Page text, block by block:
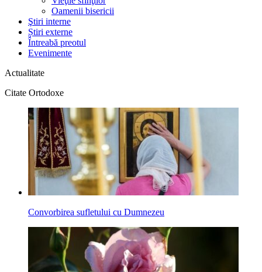
Oamenii bisericii
Ştiri interne
Știri externe
Întreabă preotul
Evenimente
Actualitate
Citate Ortodoxe
Convorbirea sufletului cu Dumnezeu